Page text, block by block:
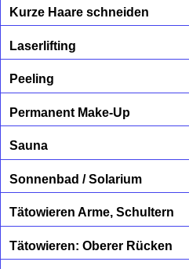
Kurze Haare schneiden
Laserlifting
Peeling
Permanent Make-Up
Sauna
Sonnenbad / Solarium
Tätowieren Arme, Schultern
Tätowieren: Oberer Rücken